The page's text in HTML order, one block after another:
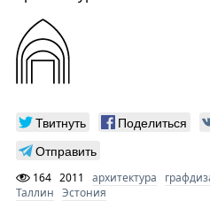
Твитнуть Поделиться
Отправить
164 2011 архитектура
Таллин Эстония